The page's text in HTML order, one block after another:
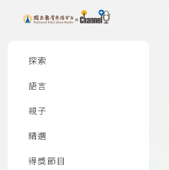
上方功能區塊
探索
語言
親子
精選
得獎節目